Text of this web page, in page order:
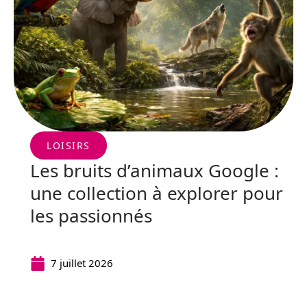
LOISIRS
Les bruits d’animaux Google :
une collection à explorer pour
les passionnés
7 juillet 2026